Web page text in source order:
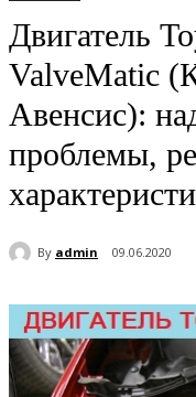
Двигатель
ValveMatic
Авенсис):
проблемы,
By admin 09.06.2020